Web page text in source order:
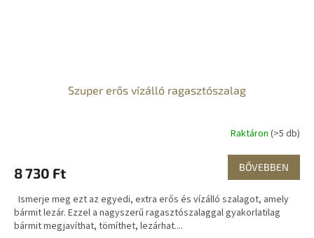
Szuper erős vízálló ragasztószalag
Raktáron (>5 db)
8 730 Ft BŐVEBBEN
Ismerje meg ezt az egyedi, extra erős és vízálló szalagot, amely
bármit lezár. Ezzel a nagyszerű ragasztószalaggal gyakorlatilag
bármit megjavíthat, tömíthet, lezárhat....